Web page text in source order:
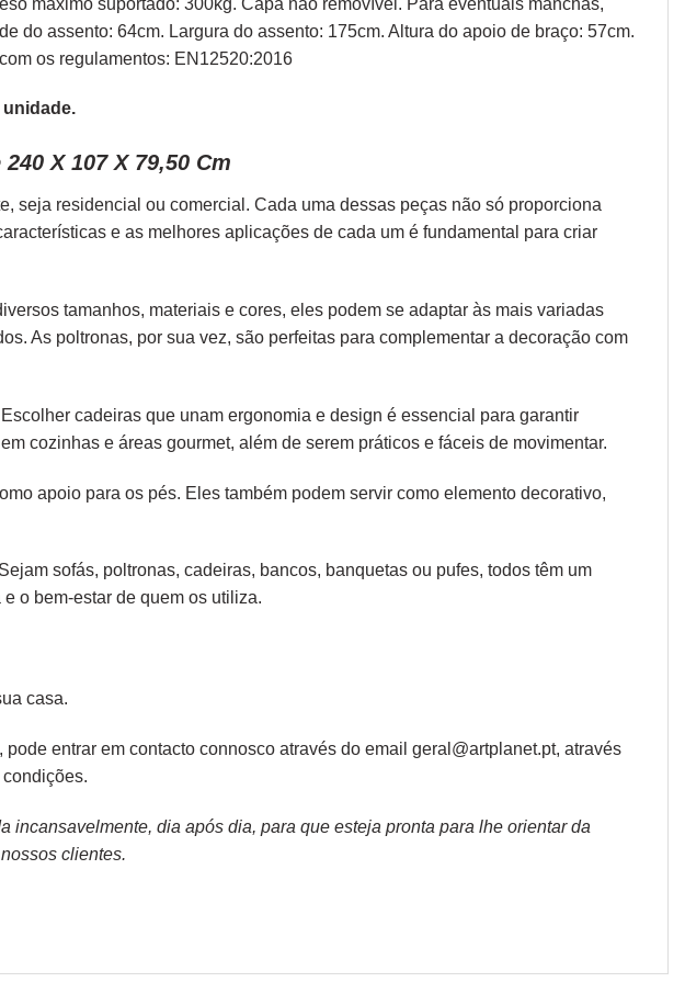
do assento: 64cm. Largura do assento: 175cm. Altura do apoio de braço: 57cm.
os regulamentos: EN12520:2016
unidade.
X 107 X 79,50 Cm
seja residencial ou comercial. Cada uma dessas peças não só proporciona
e as melhores aplicações de cada um é fundamental para criar
tamanhos, materiais e cores, eles podem se adaptar às mais variadas
As poltronas, por sua vez, são perfeitas para complementar a decoração com
cadeiras que unam ergonomia e design é essencial para garantir
cozinhas e áreas gourmet, além de serem práticos e fáceis de movimentar.
apoio para os pés. Eles também podem servir como elemento decorativo,
sofás, poltronas, cadeiras, bancos, banquetas ou pufes, todos têm um
o bem-estar de quem os utiliza.
casa.
entrar em contacto connosco através do email geral@artplanet.pt, através
condições.
dia após dia, para que esteja pronta para lhe orientar da
clientes.